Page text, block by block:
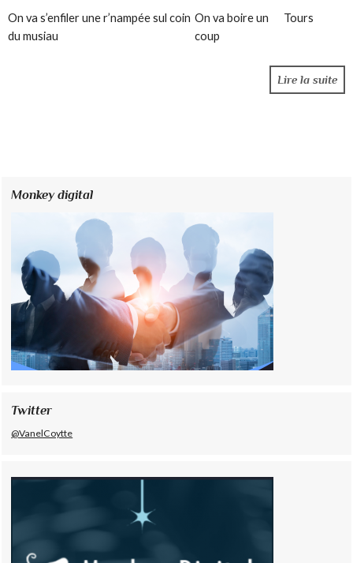
On va s’enfiler une r’nampée sul coin
du musiau
On va boire un
coup
Tours
Lire la suite
Monkey digital
Twitter
@VanelCoytte